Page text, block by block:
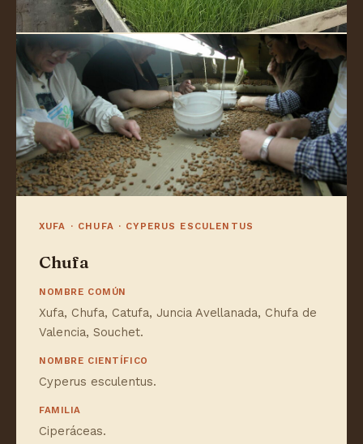
XUFA · CHUFA · CYPERUS ESCULENTUS
Chufa
NOMBRE COMÚN
Xufa, Chufa, Catufa, Juncia Avellanada, Chufa de
Valencia, Souchet.
NOMBRE CIENTÍFICO
Cyperus esculentus.
FAMILIA
Ciperáceas.